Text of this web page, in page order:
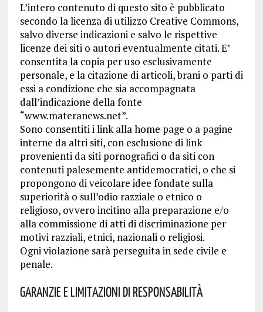
L’intero contenuto di questo sito è pubblicato
secondo la licenza di utilizzo Creative Commons,
salvo diverse indicazioni e salvo le rispettive
licenze dei siti o autori eventualmente citati. E’
consentita la copia per uso esclusivamente
personale, e la citazione di articoli, brani o parti di
essi a condizione che sia accompagnata
dall’indicazione della fonte
“www.materanews.net”.
Sono consentiti i link alla home page o a pagine
interne da altri siti, con esclusione di link
provenienti da siti pornografici o da siti con
contenuti palesemente antidemocratici, o che si
propongono di veicolare idee fondate sulla
superiorità o sull’odio razziale o etnico o
religioso, ovvero incitino alla preparazione e/o
alla commissione di atti di discriminazione per
motivi razziali, etnici, nazionali o religiosi.
Ogni violazione sarà perseguita in sede civile e
penale.
Garanzie e limitazioni di responsabilità